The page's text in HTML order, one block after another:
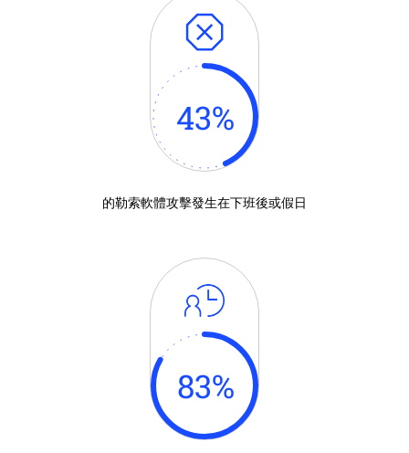
43%
的勒索軟體攻擊發生在下班後或假日
83%